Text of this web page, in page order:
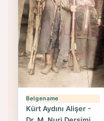
Belgename
Kürt Aydını Alişer -